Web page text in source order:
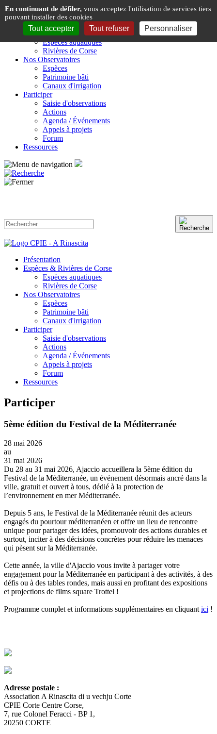
Présentation
Espèces & Rivières de Corse
Espèces aquatiques
Rivières de Corse
Nos Observatoires
Espèces
Patrimoine bâti
Canaux d'irrigation
Participer
Saisie d'observations
Actions
Agenda / Événements
Appels à projets
Forum
Ressources
Présentation
Espèces & Rivières de Corse
Espèces aquatiques
Rivières de Corse
Nos Observatoires
Espèces
Patrimoine bâti
Canaux d'irrigation
Participer
Saisie d'observations
Actions
Agenda / Événements
Appels à projets
Forum
Ressources
Participer
5ème édition du Festival de la Méditerranée
28 mai 2026
au
31 mai 2026
Du 28 au 31 mai 2026, Ajaccio accueillera la 5ème édition du
Festival de la Méditerranée, un événement désormais ancré dans la
ville, gratuit et ouvert à tous, dédié à la protection de
l’environnement en mer Méditerranée.
Depuis 5 ans, le Festival de la Méditerranée réunit des acteurs
engagés du pourtour méditerranéen et offre un lieu de rencontre
unique pour partager des idées, promouvoir des actions durables et
surtout, inciter à des décisions concrètes pour réduire les menaces
qui pèsent sur la Méditerranée.
Cette année, la ville d'Ajaccio vous invite à partager votre
engagement pour la Méditerranée en participant à des activités, à des
défis ou à des tables rondes, mais aussi en profitant des expositions
et projections de films square Trottel !
Programme complet et informations supplémentaires en cliquant ici !
Adresse postale :
Association A Rinascita di u vechju Corte
CPIE Corte Centre Corse,
7, rue Colonel Feracci - BP 1,
20250 CORTE
Panneau de gestion des cookies
En continuant de défiler, vous acceptez l'utilisation de services tiers
pouvant installer des cookies
Tout accepter Tout refuser Personnaliser